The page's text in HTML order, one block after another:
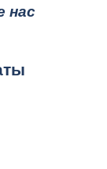
нас